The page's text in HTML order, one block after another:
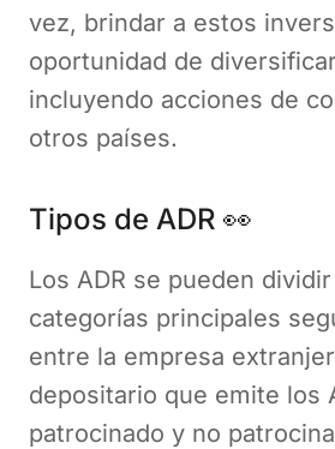
vez, brindar a estos
oportunidad de
incluyendo acciones de
otros países.
Tipos de ADR 👀
Los ADR se pueden
categorías principales
entre la empresa
depositario que emite los
patrocinado y no